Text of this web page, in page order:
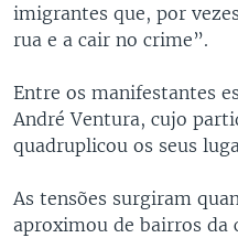
imigrantes que, por
rua e a cair no crime”.
Entre os manifestantes
André Ventura, cujo
quadruplicou os seus
As tensões surgiram
aproximou de bairros da